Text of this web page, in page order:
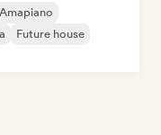
Future house